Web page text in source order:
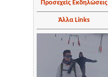
Προσεχείς Εκδηλώσεις
Άλλα Links